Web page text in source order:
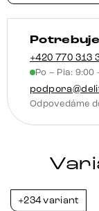
stolička
plochá
oceľ
+420 770 313
Po – Pia: 9:00
Odpovedáme
+234 variant